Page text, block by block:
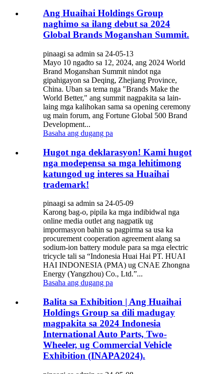
Ang Huaihai Holdings Group
naghimo sa ilang debut sa 2024
Global Brands Moganshan Summit.
pinaagi sa admin sa 24-05-13
Mayo 10 ngadto sa 12, 2024, ang 2024 World
Brand Moganshan Summit nindot nga
gipahigayon sa Deqing, Zhejiang Province,
China. Uban sa tema nga "Brands Make the
World Better," ang summit nagpakita sa lain-
laing mga kalihokan sama sa opening ceremony
ug main forum, ang Fortune Global 500 Brand
Development...
Basaha ang dugang pa
Hugot nga deklarasyon! Kami hugot
nga modepensa sa mga lehitimong
katungod ug interes sa Huaihai
trademark!
pinaagi sa admin sa 24-05-09
Karong bag-o, pipila ka mga indibidwal nga
online media outlet ang nagpatik ug
impormasyon bahin sa pagpirma sa usa ka
procurement cooperation agreement alang sa
sodium-ion battery module para sa mga electric
tricycle tali sa “Indonesia Huai Hai PT. HUAI
HAI INDONESIA (PMA) ug CNAE Zhongna
Energy (Yangzhou) Co., Ltd.”...
Basaha ang dugang pa
Balita sa Exhibition | Ang Huaihai
Holdings Group sa dili madugay
magpakita sa 2024 Indonesia
International Auto Parts, Two-
Wheeler, ug Commercial Vehicle
Exhibition (INAPA2024).